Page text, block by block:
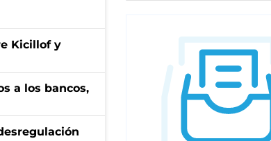
Kicillof y
a los bancos,